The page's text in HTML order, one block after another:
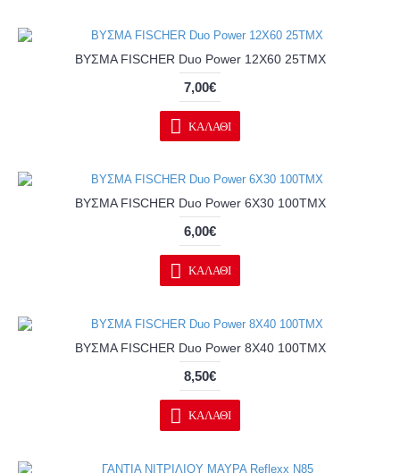
ΒΥΣΜΑ FISCHER Duo Power 12X60 25ΤΜΧ
7,00€
ΚΑΛΆΘΙ
ΒΥΣΜΑ FISCHER Duo Power 6X30 100ΤΜΧ
6,00€
ΚΑΛΆΘΙ
ΒΥΣΜΑ FISCHER Duo Power 8X40 100ΤΜΧ
8,50€
ΚΑΛΆΘΙ